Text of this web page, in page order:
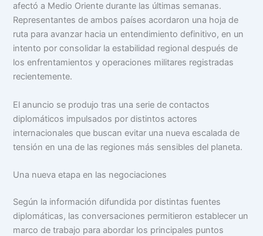
afectó a Medio Oriente durante las últimas semanas.
Representantes de ambos países acordaron una hoja de
ruta para avanzar hacia un entendimiento definitivo, en un
intento por consolidar la estabilidad regional después de
los enfrentamientos y operaciones militares registradas
recientemente.
El anuncio se produjo tras una serie de contactos
diplomáticos impulsados por distintos actores
internacionales que buscan evitar una nueva escalada de
tensión en una de las regiones más sensibles del planeta.
Una nueva etapa en las negociaciones
Según la información difundida por distintas fuentes
diplomáticas, las conversaciones permitieron establecer un
marco de trabajo para abordar los principales puntos